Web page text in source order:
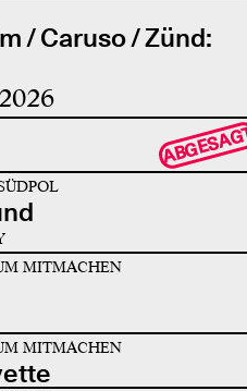
/ Caruso / Zünd:
MITMACHEN
MITMACHEN